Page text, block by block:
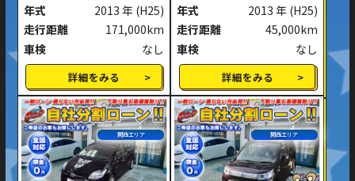
年式
2013 年 (H25)
走行距離
171,000km
車検
なし
詳細をみる
年式
2013 年 (H25)
走行距離
45,000km
車検
なし
詳細をみる
関西エリア 関西エリア